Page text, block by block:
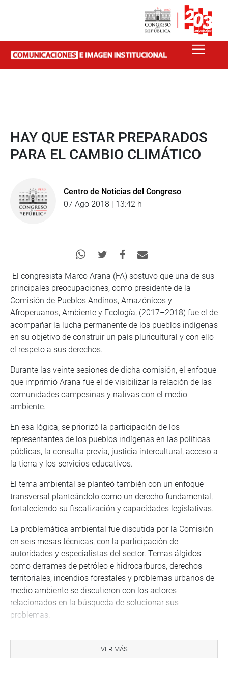
HAY QUE ESTAR PREPARADOS
PARA EL CAMBIO CLIMÁTICO
Centro de Noticias del Congreso
07 Ago 2018 | 13:42 h
El congresista Marco Arana (FA) sostuvo que una de sus
principales preocupaciones, como presidente de la
Comisión de Pueblos Andinos, Amazónicos y
Afroperuanos, Ambiente y Ecología, (2017–2018) fue el de
acompañar la lucha permanente de los pueblos indígenas
en su objetivo de construir un país pluricultural y con ello
el respeto a sus derechos.
Durante las veinte sesiones de dicha comisión, el enfoque
que imprimió Arana fue el de visibilizar la relación de las
comunidades campesinas y nativas con el medio
ambiente.
En esa lógica, se priorizó la participación de los
representantes de los pueblos indígenas en las políticas
públicas, la consulta previa, justicia intercultural, acceso a
la tierra y los servicios educativos.
El tema ambiental se planteó también con un enfoque
transversal planteándolo como un derecho fundamental,
fortaleciendo su fiscalización y capacidades legislativas.
La problemática ambiental fue discutida por la Comisión
en seis mesas técnicas, con la participación de
autoridades y especialistas del sector. Temas álgidos
como derrames de petróleo e hidrocarburos, derechos
territoriales, incendios forestales y problemas urbanos de
medio ambiente se discutieron con los actores
relacionados en la búsqueda de solucionar sus
problemas.
La Ley 30640, que modifica la Ley de Recursos Hídricos,
determinación de las cabeceras de cuenca, es una de las
VER MÁS